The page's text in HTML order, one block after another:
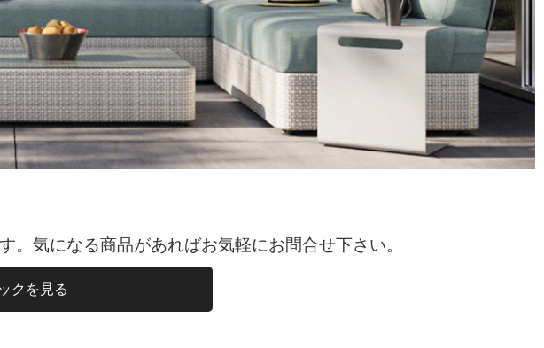
気になる商品があればお気軽にお問合せ下さい。
クを見る